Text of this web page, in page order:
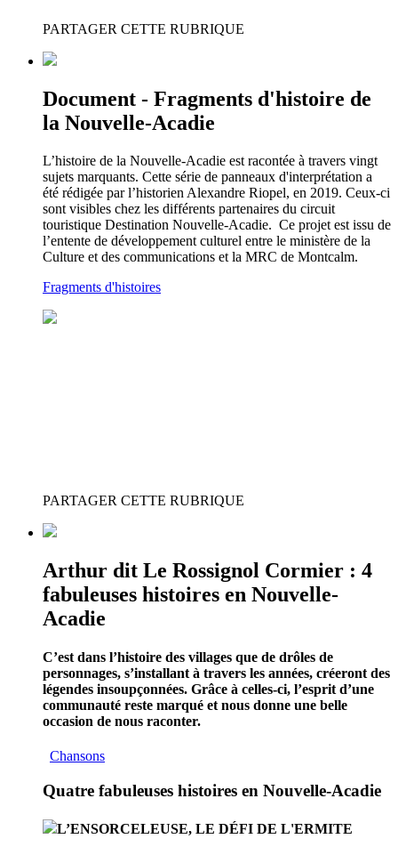
PARTAGER CETTE RUBRIQUE
Document - Fragments d'histoire de
la Nouvelle-Acadie
L’histoire de la Nouvelle-Acadie est racontée à travers vingt
sujets marquants. Cette série de panneaux d'interprétation a
été rédigée par l’historien Alexandre Riopel, en 2019. Ceux-ci
sont visibles chez les différents partenaires du circuit
touristique Destination Nouvelle-Acadie. Ce projet est issu de
l’entente de développement culturel entre le ministère de la
Culture et des communications et la MRC de Montcalm.
Fragments d'histoires
PARTAGER CETTE RUBRIQUE
Arthur dit Le Rossignol Cormier : 4
fabuleuses histoires en Nouvelle-
Acadie
C’est dans l’histoire des villages que de drôles de
personnages, s’installant à travers les années, créeront des
légendes insoupçonnées. Grâce à celles-ci, l’esprit d’une
communauté reste marqué et nous donne une belle
occasion de nous raconter.
Chansons
Quatre fabuleuses histoires en Nouvelle-Acadie
L’ENSORCELEUSE, LE DÉFI DE L'ERMITE